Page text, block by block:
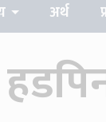
अर्थ